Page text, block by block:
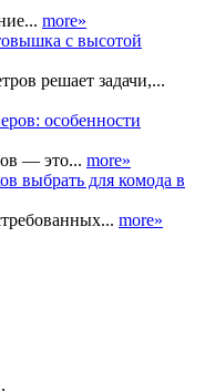
more»
решает задачи,...
— это... more»
more»